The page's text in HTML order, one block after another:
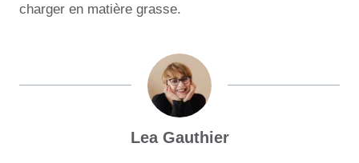
charger en matière grasse.
Lea Gauthier